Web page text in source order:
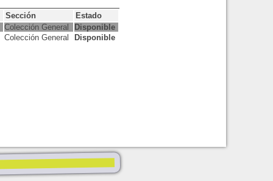
Sección
Estado
Colección General
Disponible
Colección General Disponible